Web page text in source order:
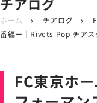
チアログ
ホーム chevron_right チアログ chevron_right
番編ー｜Rivets Pop チアス
FC東京ホ